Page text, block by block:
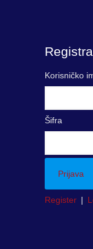
Korisničko
Šifra
Register |